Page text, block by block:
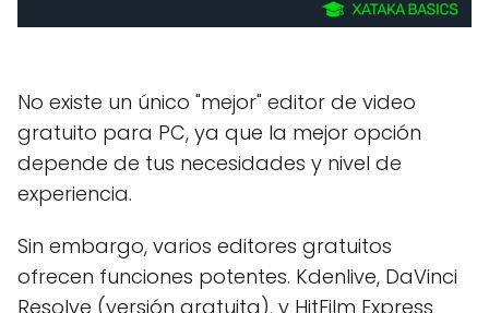
No existe un único "mejor" editor de video
gratuito para PC, ya que la mejor opción
depende de tus necesidades y nivel de
experiencia.
Sin embargo, varios editores gratuitos
ofrecen funciones potentes. Kdenlive, DaVinci
Resolve (versión gratuita), y HitFilm Express